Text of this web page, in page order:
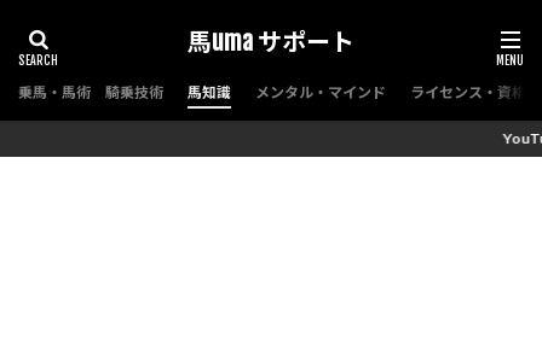
馬uma サポート
乗馬・馬術 騎乗技術 馬知識 メンタル・マインド ライセンス・資格
YouTubeチャンネル『馬サポちゃんねる